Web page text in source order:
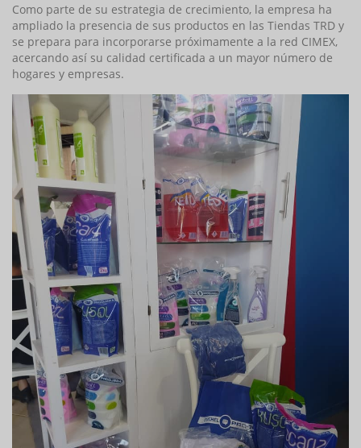
Como parte de su estrategia de crecimiento, la empresa ha
ampliado la presencia de sus productos en las Tiendas TRD y
se prepara para incorporarse próximamente a la red CIMEX,
acercando así su calidad certificada a un mayor número de
hogares y empresas.